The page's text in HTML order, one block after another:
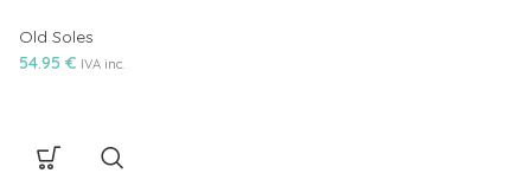
Old Soles
54.95 € IVA inc.